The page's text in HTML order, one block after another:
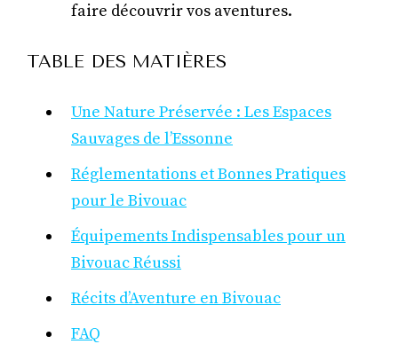
faire découvrir vos aventures.
TABLE DES MATIÈRES
Une Nature Préservée : Les Espaces
Sauvages de l’Essonne
Réglementations et Bonnes Pratiques
pour le Bivouac
Équipements Indispensables pour un
Bivouac Réussi
Récits d’Aventure en Bivouac
FAQ